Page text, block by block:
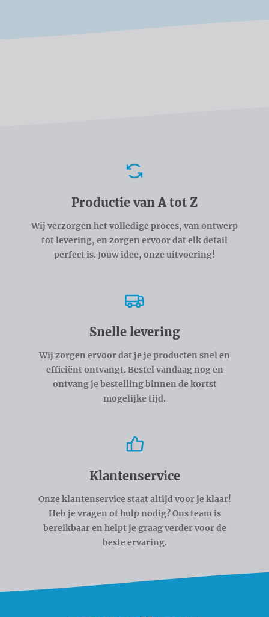
Productie van A tot Z
Wij verzorgen het volledige proces, van ontwerp
tot levering, en zorgen ervoor dat elk detail
perfect is. Jouw idee, onze uitvoering!
Snelle levering
Wij zorgen ervoor dat je je producten snel en
efficiënt ontvangt. Bestel vandaag nog en
ontvang je bestelling binnen de kortst
mogelijke tijd.
Klantenservice
Onze klantenservice staat altijd voor je klaar!
Heb je vragen of hulp nodig? Ons team is
bereikbaar en helpt je graag verder voor de
beste ervaring.